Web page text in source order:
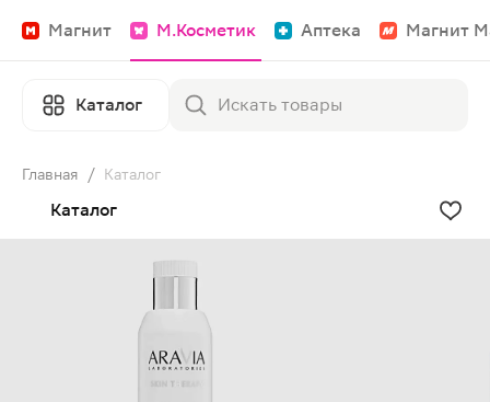
Магнит М.Косметик Аптека Магнит
Каталог
Главная / Каталог
Каталог